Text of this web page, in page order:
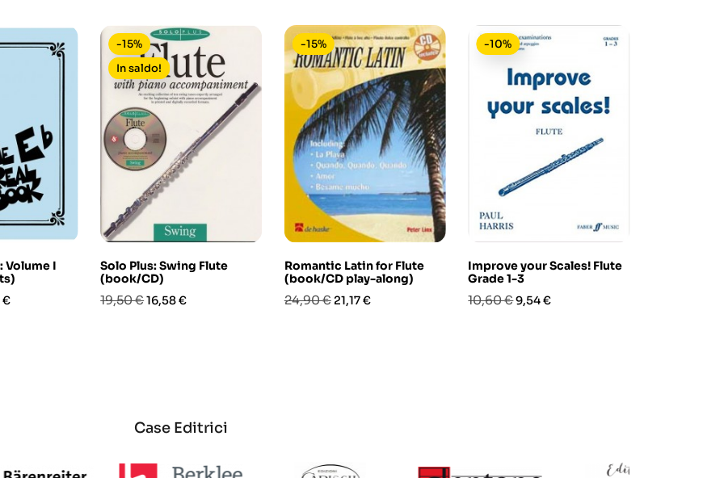
Volume I
€
Solo Plus: Swing Flute
(book/CD)
Prezzo
19,50 €Prezzo
16,58 €
-15%
In saldo!
Romantic Latin for Flute
(book/CD play-along)
Prezzo
24,90 € Prezzo
21,17 €
-15%
Improve your Scales! Flute
Grade 1-3
Prezzo
10,60 €Prezzo
9,54 €
-10%
Case Editrici